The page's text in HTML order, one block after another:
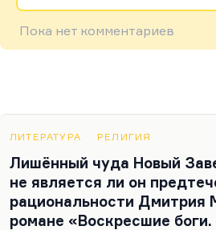
Пока нет комментариев
ЛИТЕРАТУРА РЕЛИГИЯ
Лишённый чуда Новый
не является ли он
рациональности Дмитрия
романе «Воскресшие